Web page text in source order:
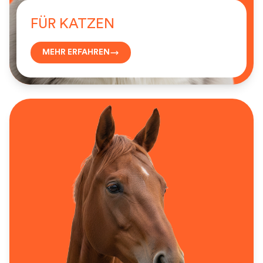
FÜR KATZEN
MEHR ERFAHREN